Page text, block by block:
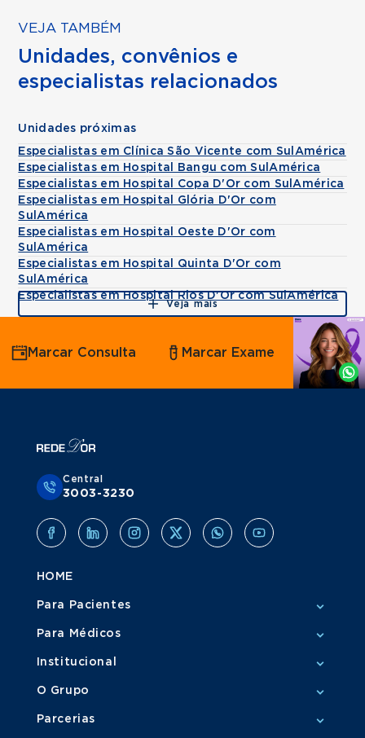
VEJA TAMBÉM
Unidades, convênios e
especialistas relacionados
Unidades próximas
Especialistas em Clínica São Vicente com SulAmérica
Especialistas em Hospital Bangu com SulAmérica
Especialistas em Hospital Copa D'Or com SulAmérica
Especialistas em Hospital Glória D'Or com
SulAmérica
Especialistas em Hospital Oeste D'Or com
SulAmérica
Especialistas em Hospital Quinta D'Or com
SulAmérica
Especialistas em Hospital Rios D'Or com SulAmérica
Veja mais
Agende
por
Whatsapp
Marcar Consulta Marcar Exame
Central
3003-3230
HOME
Para Pacientes
Para Médicos
Institucional
O Grupo
Parcerias